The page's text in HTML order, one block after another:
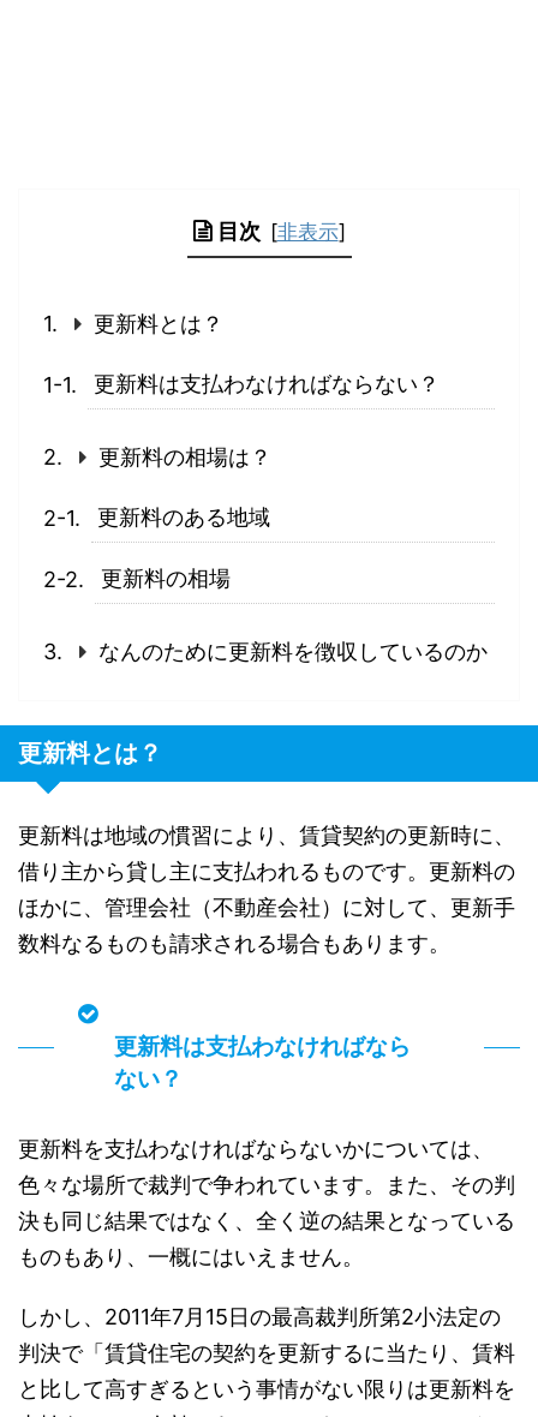
目次 [非表示]
更新料とは？
更新料は支払わなければならない？
更新料の相場は？
更新料のある地域
更新料の相場
なんのために更新料を徴収しているのか
更新料とは？
更新料は地域の慣習により、賃貸契約の更新時に、
借り主から貸し主に支払われるものです。更新料の
ほかに、管理会社（不動産会社）に対して、更新手
数料なるものも請求される場合もあります。
更新料は支払わなければなら
ない？
更新料を支払わなければならないかについては、
色々な場所で裁判で争われています。また、その判
決も同じ結果ではなく、全く逆の結果となっている
ものもあり、一概にはいえません。
しかし、2011年7月15日の最高裁判所第2小法定の
判決で「賃貸住宅の契約を更新するに当たり、賃料
と比して高すぎるという事情がない限りは更新料を